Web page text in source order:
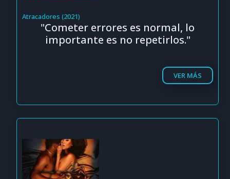
Atracadores (2021)
"Cometer errores es normal, lo
importante es no repetirlos."
VER MÁS